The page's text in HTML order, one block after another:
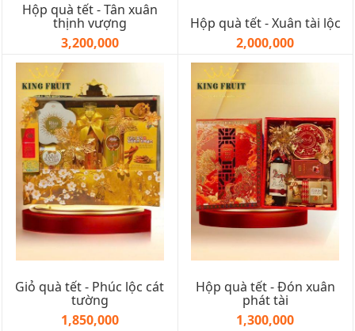
Hộp quà tết - Tân xuân
thịnh vượng
3,200,000
Hộp quà tết - Xuân tài lộc
2,000,000
Giỏ quà tết - Phúc lộc cát
tường
1,850,000
Hộp quà tết - Đón xuân
phát tài
1,300,000